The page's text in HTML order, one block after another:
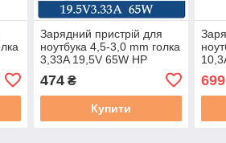
Зарядний пристрій для
ноутбука 4,5-3,0 mm голка
3,33A 19,5V 65W HP
RENEW
474₴
Купити
699